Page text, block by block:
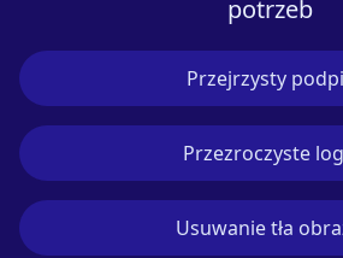
potrzeb
Przejrzysty
Przezroczyste
Usuwanie tła